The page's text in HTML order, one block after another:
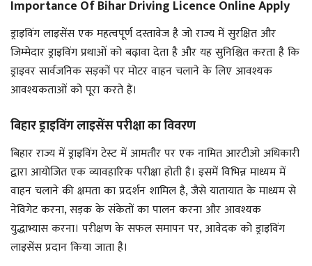
Importance Of Bihar Driving Licence Online Apply
ड्राइविंग लाइसेंस एक महत्वपूर्ण दस्तावेज है जो राज्य में सुरक्षित और
जिम्मेदार ड्राइविंग प्रथाओं को बढ़ावा देता है और यह सुनिश्चित करता है कि
ड्राइवर सार्वजनिक सड़कों पर मोटर वाहन चलाने के लिए आवश्यक
आवश्यकताओं को पूरा करते हैं।
बिहार ड्राइविंग लाइसेंस परीक्षा का विवरण
बिहार राज्य में ड्राइविंग टेस्ट में आमतौर पर एक नामित आरटीओ अधिकारी
द्वारा आयोजित एक व्यावहारिक परीक्षा होती है। इसमें विभिन्न माध्यम में
वाहन चलाने की क्षमता का प्रदर्शन शामिल है, जैसे यातायात के माध्यम से
नेविगेट करना, सड़क के संकेतों का पालन करना और आवश्यक
युद्धाभ्यास करना। परीक्षण के सफल समापन पर, आवेदक को ड्राइविंग
लाइसेंस प्रदान किया जाता है।